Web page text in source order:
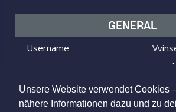
Unsere Website verwendet Cookies
nähere Informationen dazu und zu
GENERAL
Username
Male
Looking for
Age
43